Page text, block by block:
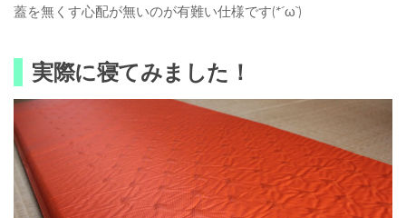
蓋を無くす心配が無いのが有難い仕様です(*´ω`)
実際に寝てみました！